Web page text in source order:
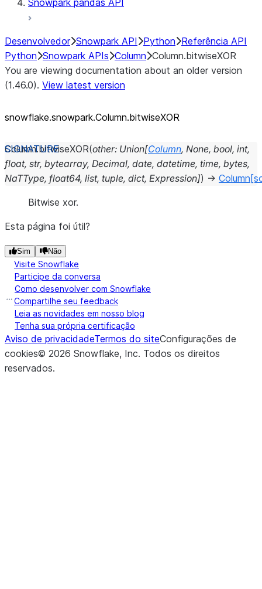
Snowpark pandas API
Desenvolvedor Snowpark API Python Referência API
Python Snowpark APIs Column Column.bitwiseXOR
You are viewing documentation about an older version
(1.46.0). View latest version
snowflake.snowpark.Column.bitwiseXOR
Column.bitwiseXOR(other: Union[Column, None, bool, int,
float, str, bytearray, Decimal, date, datetime, time, bytes,
NaTType, float64, list, tuple, dict, Expression]) → Column
Bitwise xor.
Esta página foi útil?
Sim Não
Visite Snowflake
Participe da conversa
Como desenvolver com Snowflake
Compartilhe seu feedback
Leia as novidades em nosso blog
Tenha sua própria certificação
Aviso de privacidadeTermos do siteConfigurações de
cookies© 2026 Snowflake, Inc. Todos os direitos
reservados.